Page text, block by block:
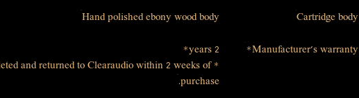
Cartridge body
Hand polished ebony wood body
Manufacturer’s warranty*
2 years*
and returned to Clearaudio within 2 weeks of
purchase.